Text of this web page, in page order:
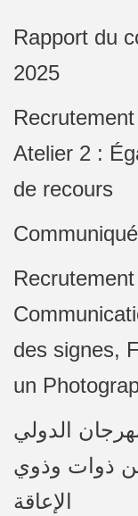
Rapport du
2025
Atelier 2 :
de recours
des signes,
un
الدولي
ذوات وذوي
الإعاقة